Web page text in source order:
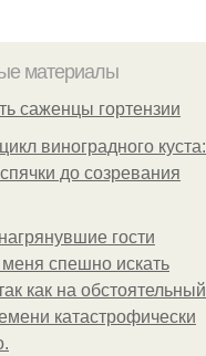
материалы
саженцы гортензии
виноградного куста:
до созревания
гости
меня спешно искать
как на обстоятельный
катастрофически